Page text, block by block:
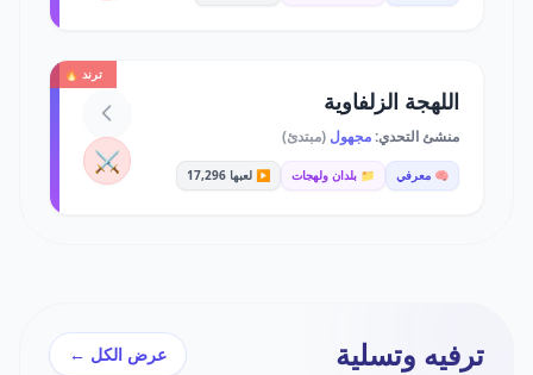
ترند 🔥
اللهجة الزلفاوية
منشئ التحدي:مجهول (مبتدئ)
🧠 معرفي 📁 بلدان ولهجات ▶️ لعبها 17,296 ⚔️
ترفيه وتسلية عرض الكل ←